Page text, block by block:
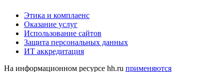
Этика и комплаенс
Оказание услуг
Использование сайтов
Защита персональных данных
ИТ аккредитация
На информационном ресурсе hh.ru применяются